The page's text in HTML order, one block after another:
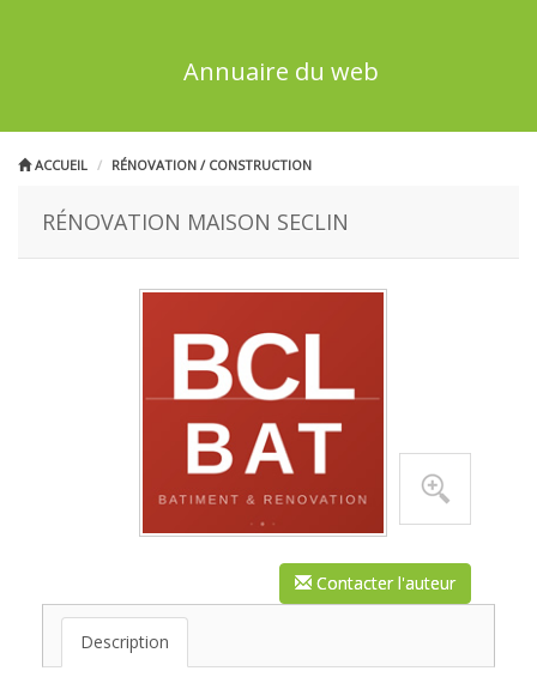
Annuaire du web
ACCUEIL RÉNOVATION / CONSTRUCTION
RÉNOVATION MAISON SECLIN
Contacter l'auteur
Description